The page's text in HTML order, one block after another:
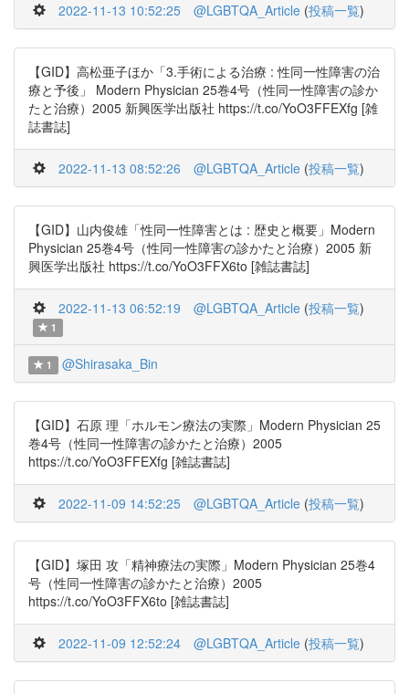
2022-11-13 10:52:25 @LGBTQA_Article (投稿一覧)
【GID】高松亜子ほか「3.手術による治療 : 性同一性障害の治
療と予後」 Modern Physician 25巻4号（性同一性障害の診か
たと治療）2005 新興医学出版社 https://t.co/YoO3FFEXfg [雑
誌書誌]
2022-11-13 08:52:26 @LGBTQA_Article (投稿一覧)
【GID】山内俊雄「性同一性障害とは : 歴史と概要」Modern
Physician 25巻4号（性同一性障害の診かたと治療）2005 新
興医学出版社 https://t.co/YoO3FFX6to [雑誌書誌]
2022-11-13 06:52:19 @LGBTQA_Article (投稿一覧)
1
1 @Shirasaka_Bin
【GID】石原 理「ホルモン療法の実際」Modern Physician 25
巻4号（性同一性障害の診かたと治療）2005
https://t.co/YoO3FFEXfg [雑誌書誌]
2022-11-09 14:52:25 @LGBTQA_Article (投稿一覧)
【GID】塚田 攻「精神療法の実際」Modern Physician 25巻4
号（性同一性障害の診かたと治療）2005
https://t.co/YoO3FFX6to [雑誌書誌]
2022-11-09 12:52:24 @LGBTQA_Article (投稿一覧)